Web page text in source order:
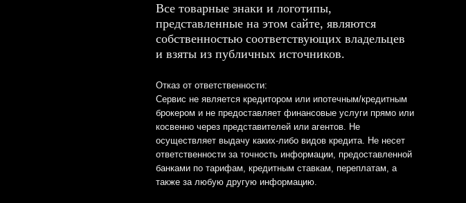
Все товарные знаки и логотипы,
представленные на этом сайте, являются
собственностью соответствующих владельцев
и взяты из публичных источников.
Отказ от ответственности:
Сервис не является кредитором или ипотечным/кредитным
брокером и не предоставляет финансовые услуги прямо или
косвенно через представителей или агентов. Не
осуществляет выдачу каких-либо видов кредита. Не несет
ответственности за точность информации, предоставленной
банками по тарифам, кредитным ставкам, переплатам, а
также за любую другую информацию.